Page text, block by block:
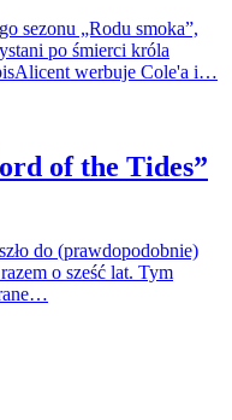
sezonu „Rodu smoka”,
po śmierci króla
werbuje Cole'a i…
of the Tides”
do (prawdopodobnie)
o sześć lat. Tym